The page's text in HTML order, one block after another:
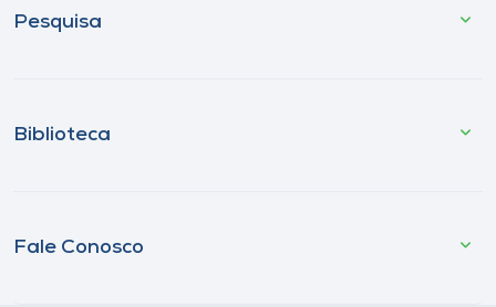
Pesquisa
Biblioteca
Fale Conosco